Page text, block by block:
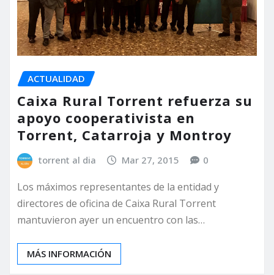
ACTUALIDAD
Caixa Rural Torrent refuerza su
apoyo cooperativista en
Torrent, Catarroja y Montroy
torrent al dia Mar 27, 2015 0
Los máximos representantes de la entidad y
directores de oficina de Caixa Rural Torrent
mantuvieron ayer un encuentro con las…
MÁS INFORMACIÓN